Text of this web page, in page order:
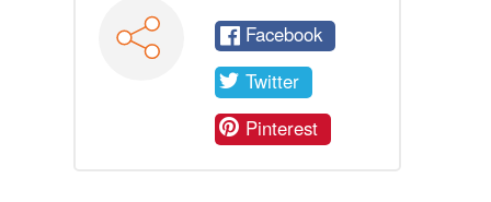
Facebook
Twitter
Pinterest